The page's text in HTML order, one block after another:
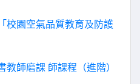
校園空氣品質教育及防護
教師磨課 師課程（進階）